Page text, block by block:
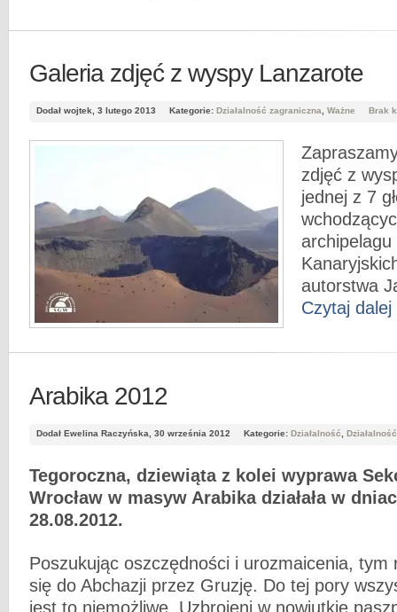
Galeria zdjęć z wyspy Lanzarote
Dodał wojtek, 3 lutego 2013 Kategorie: Działalność zagraniczna, Ważne Brak
zdjęć z
jednej z 7
archipelagu
autorstwa
Czytaj dalej
Arabika 2012
Dodał Ewelina Raczyńska, 30 września 2012 Kategorie: Działalność
Tegoroczna, dziewiąta z kolei wyprawa
Wrocław w masyw Arabika działała w
28.08.2012.
Poszukując oszczędności i urozmaicenia, tym
się do Abchazji przez Gruzję. Do tej pory
jest to niemożliwe. Uzbrojeni w nowiutkie